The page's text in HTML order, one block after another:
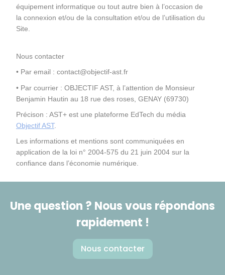
équipement informatique ou tout autre bien à l’occasion de
la connexion et/ou de la consultation et/ou de l’utilisation du
Site.
Nous contacter
• Par email : contact@objectif-ast.fr
• Par courrier : OBJECTIF AST, à l’attention de Monsieur
Benjamin Hautin au 18 rue des roses, GENAY (69730)
Objectif AST.
Les informations et mentions sont communiquées en
application de la loi n° 2004-575 du 21 juin 2004 sur la
confiance dans l’économie numérique.
Une question ? Nous vous répondons
rapidement !
Nous contacter